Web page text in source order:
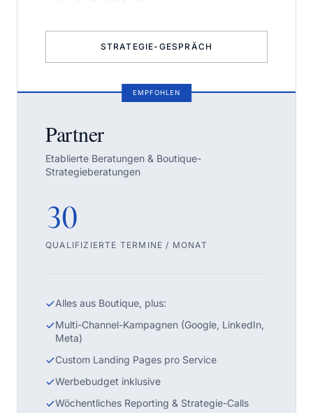
STRATEGIE-GESPRÄCH
EMPFOHLEN
Partner
Etablierte Beratungen & Boutique-
Strategieberatungen
30
QUALIFIZIERTE TERMINE / MONAT
Alles aus Boutique, plus:
Multi-Channel-Kampagnen (Google, LinkedIn,
Meta)
Custom Landing Pages pro Service
Werbebudget inklusive
Wöchentliches Reporting & Strategie-Calls